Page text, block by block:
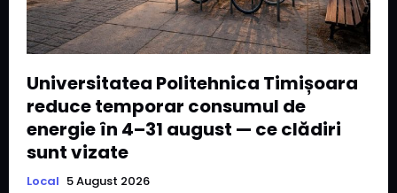
Universitatea Politehnica Timișoara
reduce temporar consumul de
energie în 4–31 august — ce clădiri
sunt vizate
Local 5 August 2026